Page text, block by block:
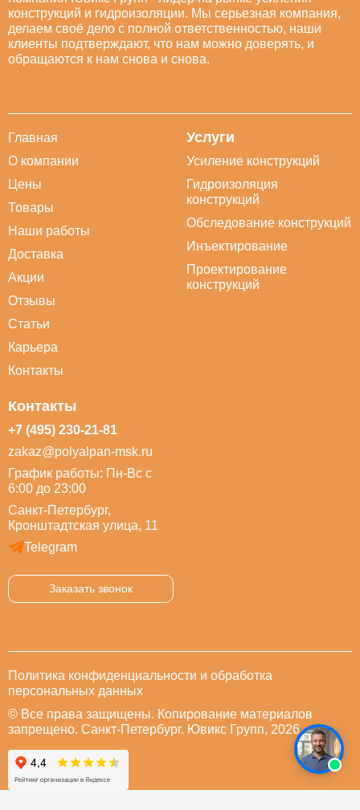
конструкций и гидроизоляции. Мы серьезная компания,
делаем своё дело с полной ответственностью, наши
клиенты подтверждают, что нам можно доверять, и
обращаются к нам снова и снова.
Главная
О компании
Цены
Товары
Наши работы
Доставка
Акции
Отзывы
Статьи
Карьера
Контакты
Услуги
Усиление конструкций
Гидроизоляция
конструкций
Обследование конструкций
Инъектирование
Проектирование
конструкций
Контакты
+7 (495) 230-21-81
zakaz@polyalpan-msk.ru
График работы: Пн-Вс с
6:00 до 23:00
Санкт-Петербург,
Кронштадтская улица, 11
Telegram
Заказать звонок
Политика конфиденциальности и обработка
персональных данных
© Все права защищены. Копирование материалов
запрещено. Санкт-Петербург. Ювикс Групп, 2026.